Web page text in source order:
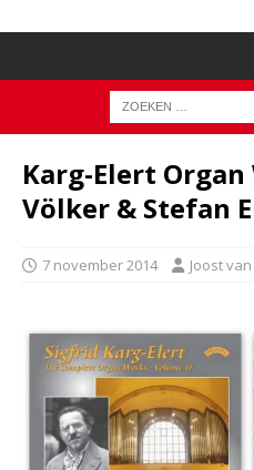
Karg-Elert
Völker & Stefan
7 november 2014 Joost